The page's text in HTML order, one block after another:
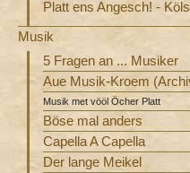
Platt ens Angesch! -
Musik
5 Fragen an ... Musiker
Aue Musik-Kroem
Musik met vööl Öcher Platt
Böse mal anders
Capella A Capella
Der lange Meikel